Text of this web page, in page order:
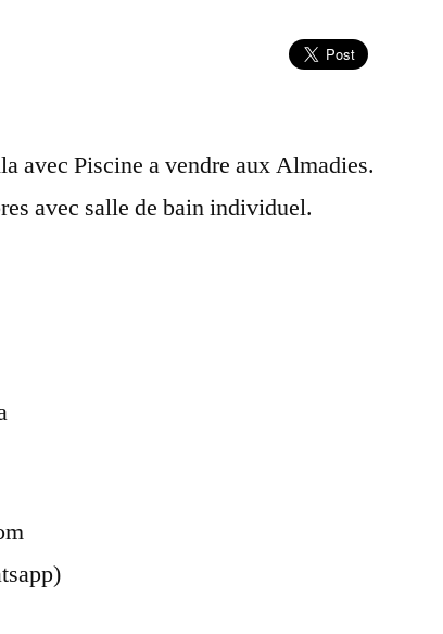
avec Piscine a vendre aux Almadies.
avec salle de bain individuel.